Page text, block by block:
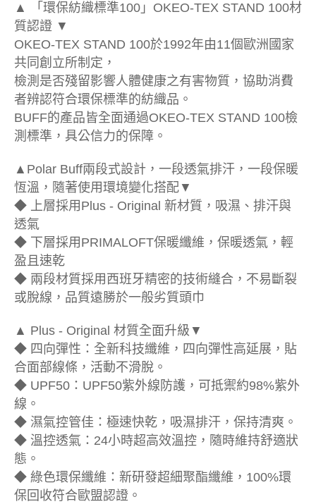
▲ 「環保紡織標準100」OKEO-TEX STAND 100材
質認證 ▼
OKEO-TEX STAND 100於1992年由11個歐洲國家
共同創立所制定，
檢測是否殘留影響人體健康之有害物質，協助消費
者辨認符合環保標準的紡織品。
BUFF的產品皆全面通過OKEO-TEX STAND 100檢
測標準，具公信力的保障。
▲Polar Buff兩段式設計，一段透氣排汗，一段保暖
恆溫，隨著使用環境變化搭配▼
◆ 上層採用Plus - Original 新材質，吸濕、排汗與
透氣
◆ 下層採用PRIMALOFT保暖纖維，保暖透氣，輕
盈且速乾
◆ 兩段材質採用西班牙精密的技術縫合，不易斷裂
或脫線，品質遠勝於一般劣質頭巾
▲ Plus - Original 材質全面升級▼
◆ 四向彈性：全新科技纖維，四向彈性高延展，貼
合面部線條，活動不滑脫。
◆ UPF50：UPF50紫外線防護，可抵禦約98%紫外
線。
◆ 濕氣控管佳：極速快乾，吸濕排汗，保持清爽。
◆ 溫控透氣：24小時超高效溫控，隨時維持舒適狀
態。
◆ 綠色環保纖維：新研發超細聚酯纖維，100%環
保回收符合歐盟認證。